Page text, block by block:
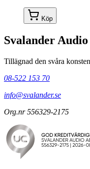
Köp
Svalander
Tillägnad den svåra
08-522 153 70
info@svalander.se
Org.nr 556329-2175